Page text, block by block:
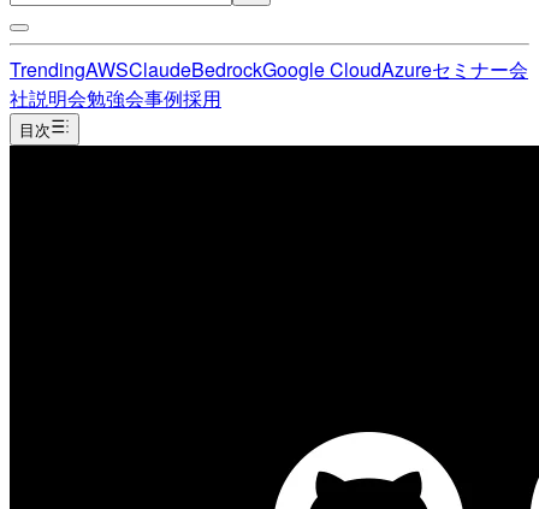
TrendingAWSClaudeBedrockGoogle CloudAzureセミナー会
社説明会勉強会事例採用
目次